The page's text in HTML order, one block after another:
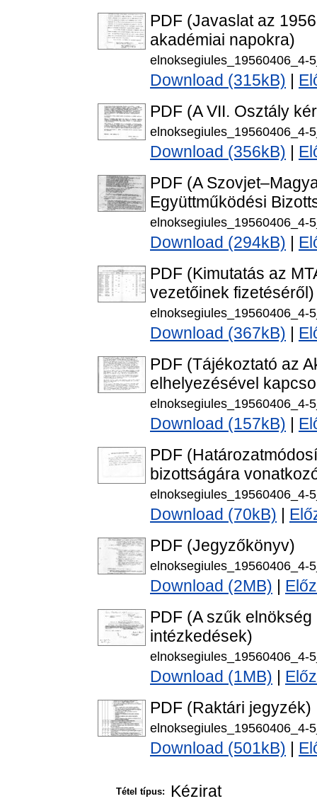
PDF (Javaslat az
akadémiai napokra)
elnoksegiules_19560406_4-
Download (315kB)
PDF (A VII. Osztály
elnoksegiules_19560406_4-
Download (356kB)
PDF (A
Együttműködési
elnoksegiules_19560406_4-
Download (294kB)
PDF (Kimutatás az
vezetőinek fizetéséről)
elnoksegiules_19560406_4-
Download (367kB)
PDF (Tájékoztató az
elhelyezésével
elnoksegiules_19560406_4-
Download (157kB)
PDF
bizottságára
elnoksegiules_19560406_4-
Download (70kB)
PDF (Jegyzőkönyv)
elnoksegiules_19560406_4-
Download (2MB)
PDF (A szűk
intézkedések)
elnoksegiules_19560406_4-
Download (1MB)
PDF (Raktári jegyzék)
elnoksegiules_19560406_4-
Download (501kB)
Tétel típus: Kézirat